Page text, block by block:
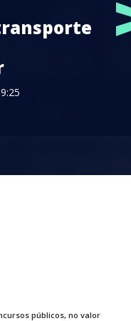
públicos, no valor